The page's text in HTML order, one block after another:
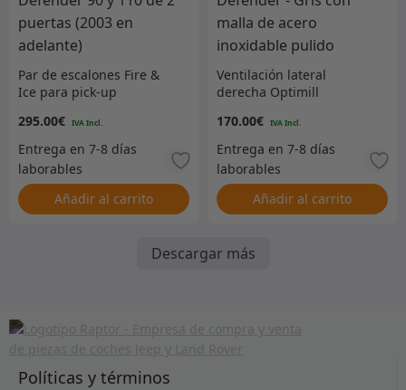
Par de escalones Fire &
Ice para pick-up
puertas (2003 en
adelante)
295.00€
Añadir al carrito
Ventilación lateral
derecha Optimill
de acero inoxidable
pulido
170.00€
Añadir al carrito
Descargar más
Políticas y términos